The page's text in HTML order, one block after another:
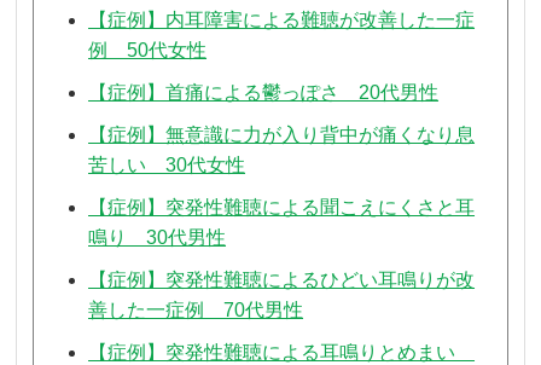
【症例】内耳障害による難聴が改善した一症
例 50代女性
【症例】首痛による鬱っぽさ 20代男性
【症例】無意識に力が入り背中が痛くなり息
苦しい 30代女性
【症例】突発性難聴による聞こえにくさと耳
鳴り 30代男性
【症例】突発性難聴によるひどい耳鳴りが改
善した一症例 70代男性
【症例】突発性難聴による耳鳴りとめまい